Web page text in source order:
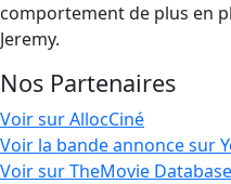
comportement de plus en
Jeremy.
Nos Partenaires
Voir sur AllocCiné
Voir la bande annonce sur
Voir sur TheMovie Database